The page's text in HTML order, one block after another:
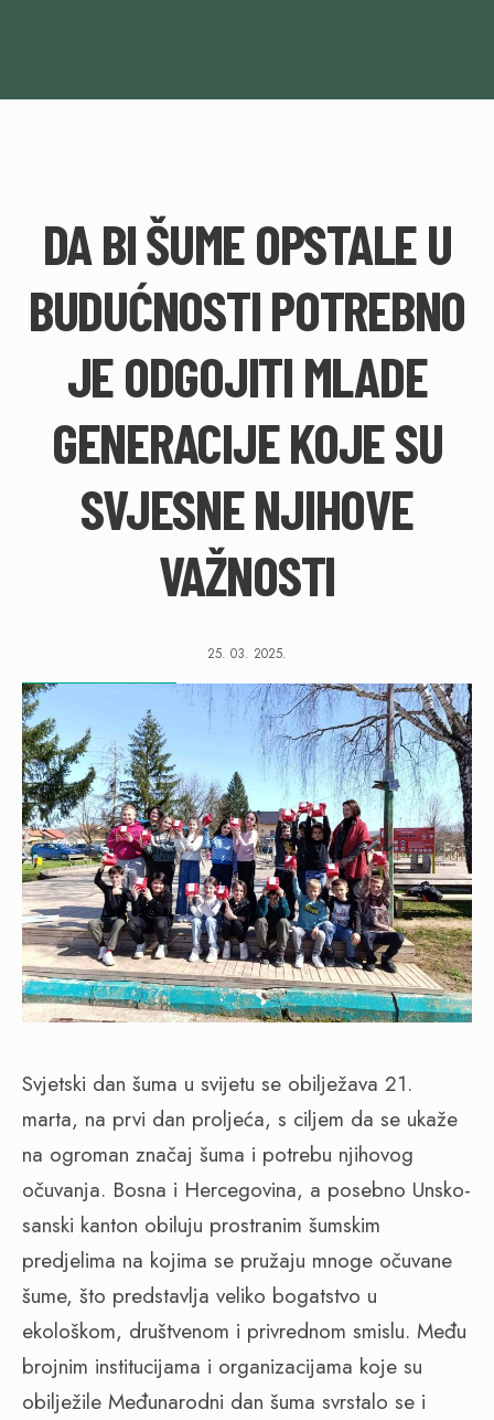
DA BI ŠUME OPSTALE U
BUDUĆNOSTI POTREBNO
JE ODGOJITI MLADE
GENERACIJE KOJE SU
SVJESNE NJIHOVE
VAŽNOSTI
25. 03. 2025.
Svjetski dan šuma u svijetu se obilježava 21.
marta, na prvi dan proljeća, s ciljem da se ukaže
na ogroman značaj šuma i potrebu njihovog
očuvanja. Bosna i Hercegovina, a posebno Unsko-
sanski kanton obiluju prostranim šumskim
predjelima na kojima se pružaju mnoge očuvane
šume, što predstavlja veliko bogatstvo u
ekološkom, društvenom i privrednom smislu. Među
brojnim institucijama i organizacijama koje su
obilježile Međunarodni dan šuma svrstalo se i